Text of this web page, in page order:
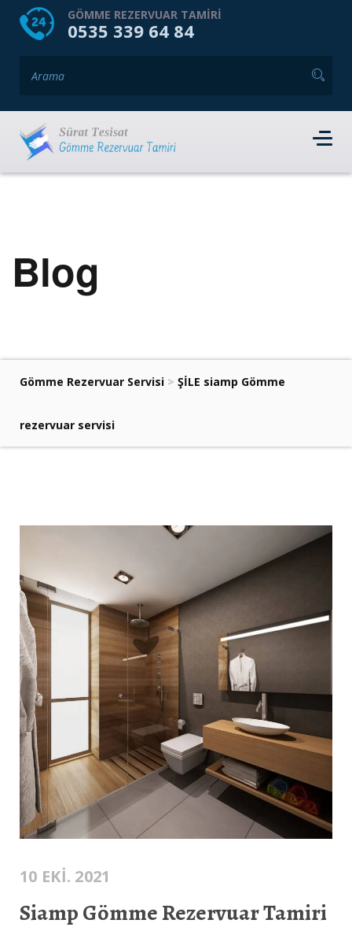
HOME HAKKIMIZDA
GÖMME REZERVUAR TAMIRI
0535 339 64 84
Blog
Gömme Rezervuar Servisi > ŞİLE siamp Gömme
rezervuar servisi
10 EKI. 2021
Siamp Gömme Rezervuar Tamiri